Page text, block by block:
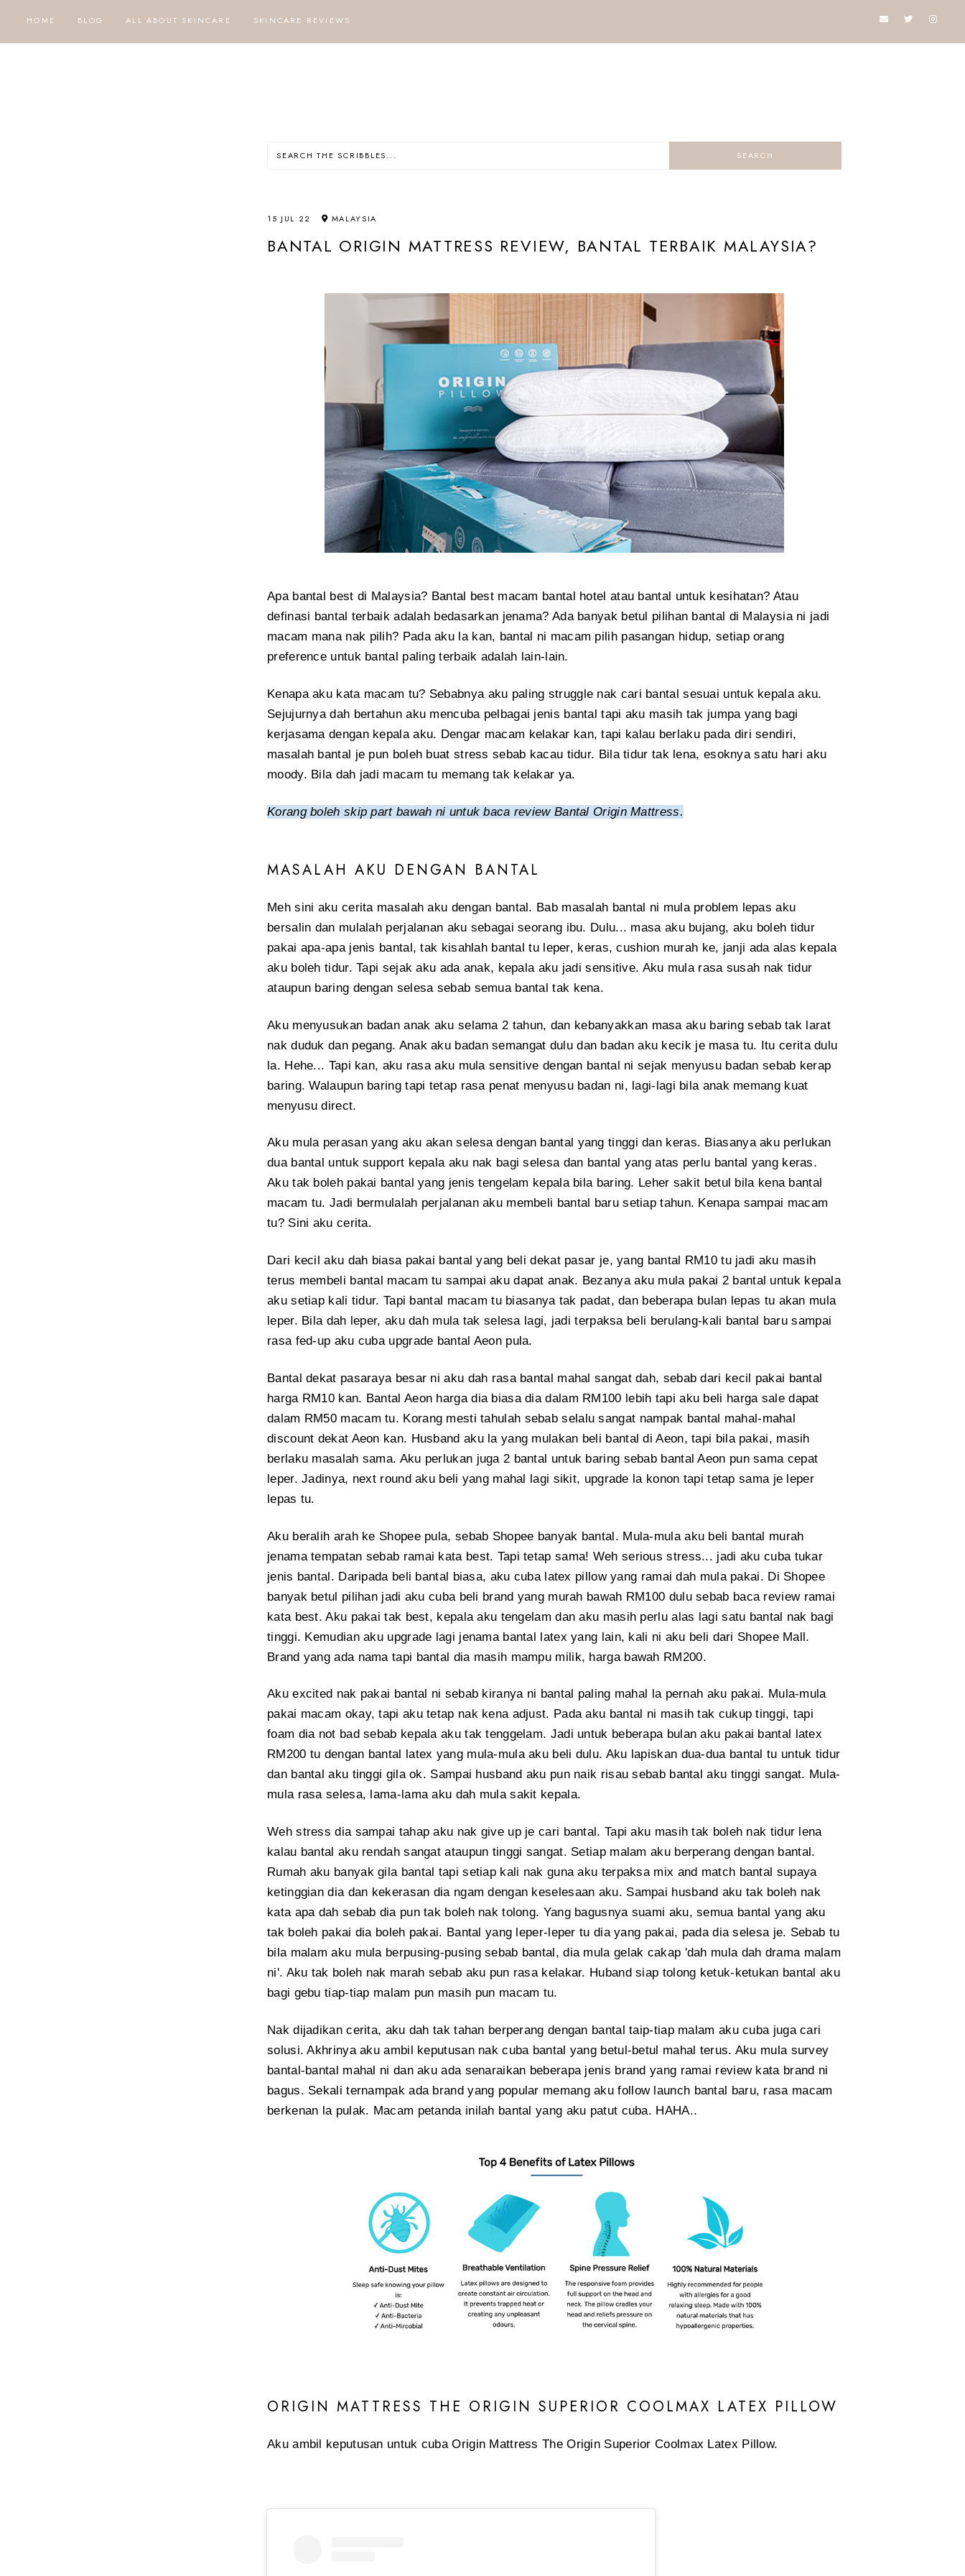
HOME BLOG ALL ABOUT SKINCARE SKINCARE REVIEWS
15 JUL 22 MALAYSIA
BANTAL ORIGIN MATTRESS REVIEW, BANTAL TERBAIK MALAYSIA?
Apa bantal best di Malaysia? Bantal best macam bantal hotel atau bantal untuk kesihatan? Atau
definasi bantal terbaik adalah bedasarkan jenama? Ada banyak betul pilihan bantal di Malaysia ni jadi
macam mana nak pilih? Pada aku la kan, bantal ni macam pilih pasangan hidup, setiap orang
preference untuk bantal paling terbaik adalah lain-lain.
Kenapa aku kata macam tu? Sebabnya aku paling struggle nak cari bantal sesuai untuk kepala aku.
Sejujurnya dah bertahun aku mencuba pelbagai jenis bantal tapi aku masih tak jumpa yang bagi
kerjasama dengan kepala aku. Dengar macam kelakar kan, tapi kalau berlaku pada diri sendiri,
masalah bantal je pun boleh buat stress sebab kacau tidur. Bila tidur tak lena, esoknya satu hari aku
moody. Bila dah jadi macam tu memang tak kelakar ya.
Korang boleh skip part bawah ni untuk baca review Bantal Origin Mattress.
MASALAH AKU DENGAN BANTAL
Meh sini aku cerita masalah aku dengan bantal. Bab masalah bantal ni mula problem lepas aku
bersalin dan mulalah perjalanan aku sebagai seorang ibu. Dulu... masa aku bujang, aku boleh tidur
pakai apa-apa jenis bantal, tak kisahlah bantal tu leper, keras, cushion murah ke, janji ada alas kepala
aku boleh tidur. Tapi sejak aku ada anak, kepala aku jadi sensitive. Aku mula rasa susah nak tidur
ataupun baring dengan selesa sebab semua bantal tak kena.
Aku menyusukan badan anak aku selama 2 tahun, dan kebanyakkan masa aku baring sebab tak larat
nak duduk dan pegang. Anak aku badan semangat dulu dan badan aku kecik je masa tu. Itu cerita dulu
la. Hehe... Tapi kan, aku rasa aku mula sensitive dengan bantal ni sejak menyusu badan sebab kerap
baring. Walaupun baring tapi tetap rasa penat menyusu badan ni, lagi-lagi bila anak memang kuat
menyusu direct.
Aku mula perasan yang aku akan selesa dengan bantal yang tinggi dan keras. Biasanya aku perlukan
dua bantal untuk support kepala aku nak bagi selesa dan bantal yang atas perlu bantal yang keras.
Aku tak boleh pakai bantal yang jenis tengelam kepala bila baring. Leher sakit betul bila kena bantal
macam tu. Jadi bermulalah perjalanan aku membeli bantal baru setiap tahun. Kenapa sampai macam
tu? Sini aku cerita.
Dari kecil aku dah biasa pakai bantal yang beli dekat pasar je, yang bantal RM10 tu jadi aku masih
terus membeli bantal macam tu sampai aku dapat anak. Bezanya aku mula pakai 2 bantal untuk kepala
aku setiap kali tidur. Tapi bantal macam tu biasanya tak padat, dan beberapa bulan lepas tu akan mula
leper. Bila dah leper, aku dah mula tak selesa lagi, jadi terpaksa beli berulang-kali bantal baru sampai
rasa fed-up aku cuba upgrade bantal Aeon pula.
Bantal dekat pasaraya besar ni aku dah rasa bantal mahal sangat dah, sebab dari kecil pakai bantal
harga RM10 kan. Bantal Aeon harga dia biasa dia dalam RM100 lebih tapi aku beli harga sale dapat
dalam RM50 macam tu. Korang mesti tahulah sebab selalu sangat nampak bantal mahal-mahal
discount dekat Aeon kan. Husband aku la yang mulakan beli bantal di Aeon, tapi bila pakai, masih
berlaku masalah sama. Aku perlukan juga 2 bantal untuk baring sebab bantal Aeon pun sama cepat
leper. Jadinya, next round aku beli yang mahal lagi sikit, upgrade la konon tapi tetap sama je leper
lepas tu.
Aku beralih arah ke Shopee pula, sebab Shopee banyak bantal. Mula-mula aku beli bantal murah
jenama tempatan sebab ramai kata best. Tapi tetap sama! Weh serious stress... jadi aku cuba tukar
jenis bantal. Daripada beli bantal biasa, aku cuba latex pillow yang ramai dah mula pakai. Di Shopee
banyak betul pilihan jadi aku cuba beli brand yang murah bawah RM100 dulu sebab baca review ramai
kata best. Aku pakai tak best, kepala aku tengelam dan aku masih perlu alas lagi satu bantal nak bagi
tinggi. Kemudian aku upgrade lagi jenama bantal latex yang lain, kali ni aku beli dari Shopee Mall.
Brand yang ada nama tapi bantal dia masih mampu milik, harga bawah RM200.
Aku excited nak pakai bantal ni sebab kiranya ni bantal paling mahal la pernah aku pakai. Mula-mula
pakai macam okay, tapi aku tetap nak kena adjust. Pada aku bantal ni masih tak cukup tinggi, tapi
foam dia not bad sebab kepala aku tak tenggelam. Jadi untuk beberapa bulan aku pakai bantal latex
RM200 tu dengan bantal latex yang mula-mula aku beli dulu. Aku lapiskan dua-dua bantal tu untuk tidur
dan bantal aku tinggi gila ok. Sampai husband aku pun naik risau sebab bantal aku tinggi sangat. Mula-
mula rasa selesa, lama-lama aku dah mula sakit kepala.
Weh stress dia sampai tahap aku nak give up je cari bantal. Tapi aku masih tak boleh nak tidur lena
kalau bantal aku rendah sangat ataupun tinggi sangat. Setiap malam aku berperang dengan bantal.
Rumah aku banyak gila bantal tapi setiap kali nak guna aku terpaksa mix and match bantal supaya
ketinggian dia dan kekerasan dia ngam dengan keselesaan aku. Sampai husband aku tak boleh nak
kata apa dah sebab dia pun tak boleh nak tolong. Yang bagusnya suami aku, semua bantal yang aku
tak boleh pakai dia boleh pakai. Bantal yang leper-leper tu dia yang pakai, pada dia selesa je. Sebab tu
bila malam aku mula berpusing-pusing sebab bantal, dia mula gelak cakap 'dah mula dah drama malam
ni'. Aku tak boleh nak marah sebab aku pun rasa kelakar. Huband siap tolong ketuk-ketukan bantal aku
bagi gebu tiap-tiap malam pun masih pun macam tu.
Nak dijadikan cerita, aku dah tak tahan berperang dengan bantal taip-tiap malam aku cuba juga cari
solusi. Akhrinya aku ambil keputusan nak cuba bantal yang betul-betul mahal terus. Aku mula survey
bantal-bantal mahal ni dan aku ada senaraikan beberapa jenis brand yang ramai review kata brand ni
bagus. Sekali ternampak ada brand yang popular memang aku follow launch bantal baru, rasa macam
berkenan la pulak. Macam petanda inilah bantal yang aku patut cuba. HAHA..
ORIGIN MATTRESS THE ORIGIN SUPERIOR COOLMAX LATEX PILLOW
Aku ambil keputusan untuk cuba Origin Mattress The Origin Superior Coolmax Latex Pillow.